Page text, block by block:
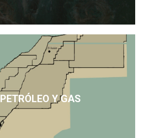
PETRÓLEO Y GAS